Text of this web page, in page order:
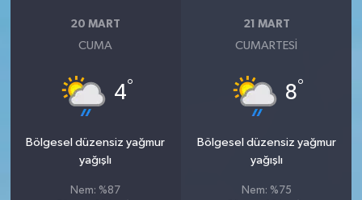
20 MART
CUMA
4°
Bölgesel düzensiz yağmur
yağışlı
Nem: %87
21 MART
CUMARTESI
8°
Bölgesel düzensiz yağmur
yağışlı
Nem: %75